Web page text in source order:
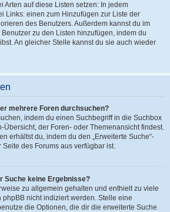
Arten auf diese Listen setzen: In jedem
Links: einen zum Hinzufügen zur Liste der
des Benutzers. Außerdem kannst du im
zu den Listen hinzufügen, indem du
An gleicher Stelle kannst du sie auch wieder
mehrere Foren durchsuchen?
indem du einen Suchbegriff in die Suchbox
Übersicht, der Foren- oder Themenansicht findest.
erhältst du, indem du den „Erweiterte Suche“-
des Forums aus verfügbar ist.
Suche keine Ergebnisse?
zu allgemein gehalten und enthielt zu viele
nicht indiziert werden. Stelle eine
die Optionen, die dir die erweiterte Suche